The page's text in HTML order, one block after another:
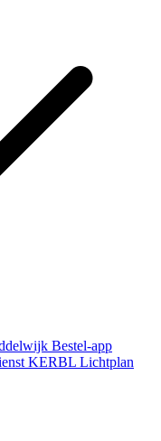
Bestel-app
KERBL Lichtplan